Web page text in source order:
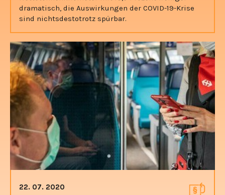
dramatisch, die Auswirkungen der COVID-19-Krise
sind nichtsdestotrotz spürbar.
22. 07. 2020